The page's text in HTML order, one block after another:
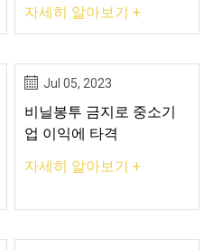
자세히 알아보기 +
Jul 05, 2023
비닐봉투 금지로 중소기
업 이익에 타격
자세히 알아보기 +